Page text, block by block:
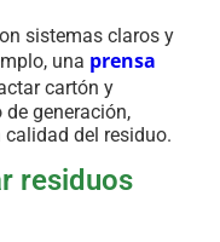
sistemas claros y
una prensa
cartón y
generación,
del residuo.
residuos